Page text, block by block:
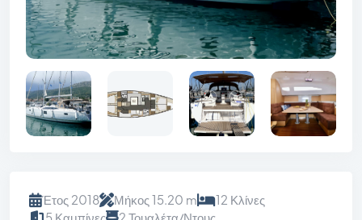
Έτος 2018 Μήκος 15.20 m
12 Κλίνες